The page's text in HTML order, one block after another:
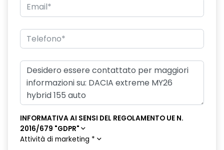
INFORMATIVA AI SENSI DEL REGOLAMENTO UE N.
2016/679 "GDPR"
Attività di marketing *